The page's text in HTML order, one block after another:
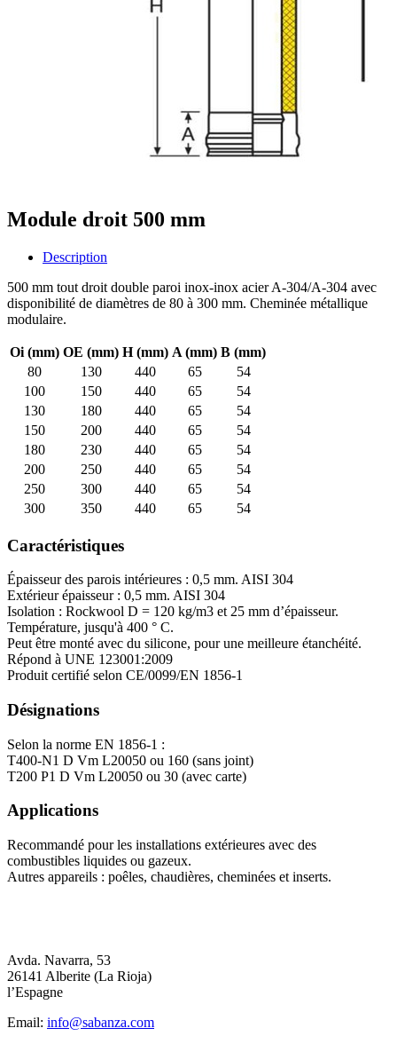
Module droit 500 mm
Description
500 mm tout droit double paroi inox-inox acier A-304/A-304 avec
disponibilité de diamètres de 80 à 300 mm. Cheminée métallique
modulaire.
Oi (mm) OE (mm) H (mm) A (mm) B (mm)
80
130 440 65
54
100
150 440 65
54
130
180 440 65
54
150
200 440 65
54
180
230 440 65
54
200
250 440 65
54
250
300 440 65
54
300
350 440 65 54
Caractéristiques
Épaisseur des parois intérieures : 0,5 mm. AISI 304
Extérieur épaisseur : 0,5 mm. AISI 304
Isolation : Rockwool D = 120 kg/m3 et 25 mm d’épaisseur.
Température, jusqu'à 400 ° C.
Peut être monté avec du silicone, pour une meilleure étanchéité.
Répond à UNE 123001:2009
Produit certifié selon CE/0099/EN 1856-1
Désignations
Selon la norme EN 1856-1 :
T400-N1 D Vm L20050 ou 160 (sans joint)
T200 P1 D Vm L20050 ou 30 (avec carte)
Applications
Recommandé pour les installations extérieures avec des
combustibles liquides ou gazeux.
Autres appareils : poêles, chaudières, cheminées et inserts.
Avda. Navarra, 53
26141 Alberite (La Rioja)
l’Espagne
Email: info@sabanza.com